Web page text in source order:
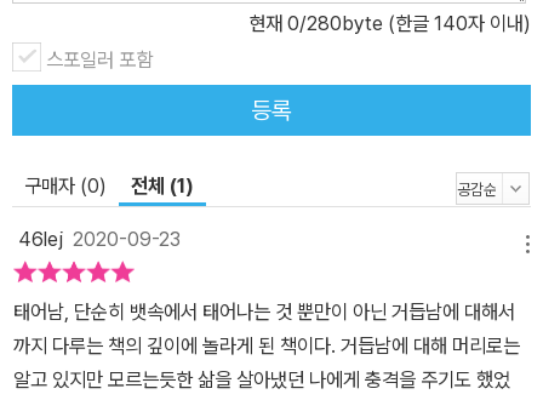
현재 0/280byte (한글 140자 이내)
스포일러 포함
등록
구매자 (0) 전체 (1)
46lej 2020-09-23
태어남, 단순히 뱃속에서 태어나는 것 뿐만이 아닌 거듭남에 대해서
까지 다루는 책의 깊이에 놀라게 된 책이다. 거듭남에 대해 머리로는
알고 있지만 모르는듯한 삶을 살아냈던 나에게 충격을 주기도 했었